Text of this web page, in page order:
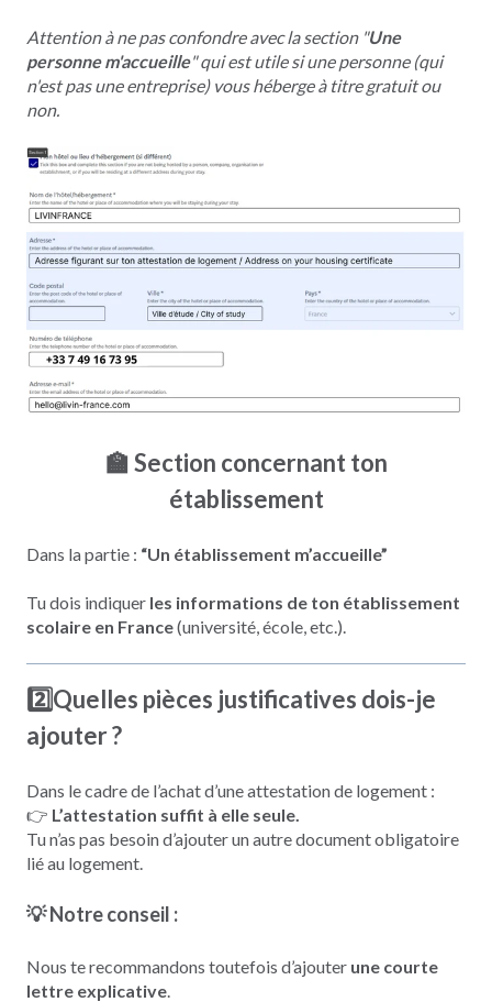
Attention à ne pas confondre avec la section "Une
personne m'accueille" qui est utile si une personne (qui
n'est pas une entreprise) vous héberge à titre gratuit ou
non.
🏫 Section concernant ton
établissement
Dans la partie : “Un établissement m’accueille”
Tu dois indiquer les informations de ton établissement
scolaire en France(université, école, etc.).
2️⃣Quelles pièces justificatives dois-je
ajouter ?
Dans le cadre de l’achat d’une attestation de logement :
👉 L’attestation suffit à elle seule.
Tu n’as pas besoin d’ajouter un autre document obligatoire
lié au logement.
💡 Notre conseil :
Nous te recommandons toutefois d’ajouter une courte
lettre explicative